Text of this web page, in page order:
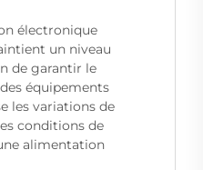
électronique
un niveau
de garantir le
équipements
les variations de
conditions de
alimentation